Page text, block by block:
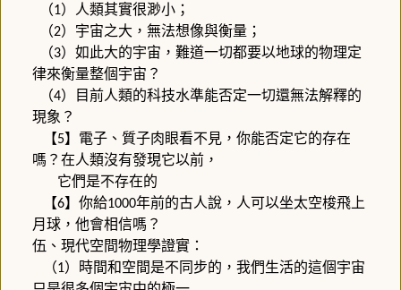
（1）人類其實很渺小；
（2）宇宙之大，無法想像與衡量；
（3）如此大的宇宙，難道一切都要以地球的物理定
律來衡量整個宇宙？
（4）目前人類的科技水準能否定一切還無法解釋的
現象？
【5】電子、質子肉眼看不見，你能否定它的存在
嗎？在人類沒有發現它以前，
它們是不存在的
【6】你給1000年前的古人說，人可以坐太空梭飛上
月球，他會相信嗎？
伍、現代空間物理學證實：
（1）時間和空間是不同步的，我們生活的這個宇宙